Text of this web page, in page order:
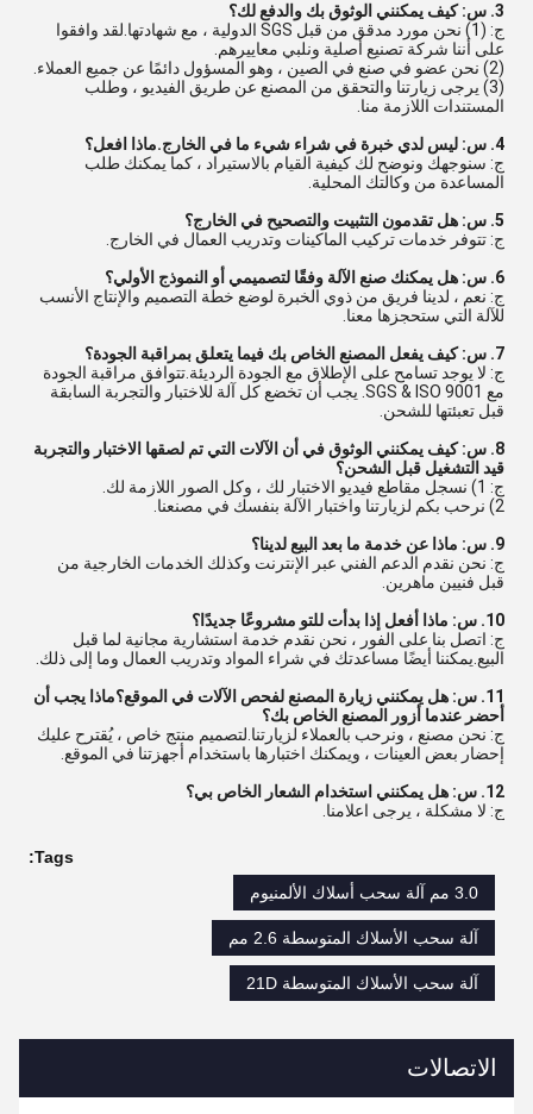
3. س: كيف يمكنني الوثوق بك والدفع لك؟
ج: (1) نحن مورد مدقق من قبل SGS الدولية ، مع شهادتها.لقد وافقوا
على أننا شركة تصنيع أصلية ونلبي معاييرهم.
(2) نحن عضو في صنع في الصين ، وهو المسؤول دائمًا عن جميع العملاء.
(3) يرجى زيارتنا والتحقق من المصنع عن طريق الفيديو ، وطلب
المستندات اللازمة منا.
4. س: ليس لدي خبرة في شراء شيء ما في الخارج.ماذا افعل؟
ج: سنوجهك ونوضح لك كيفية القيام بالاستيراد ، كما يمكنك طلب
المساعدة من وكالتك المحلية.
5. س: هل تقدمون التثبيت والتصحيح في الخارج؟
ج: تتوفر خدمات تركيب الماكينات وتدريب العمال في الخارج.
6. س: هل يمكنك صنع الآلة وفقًا لتصميمي أو النموذج الأولي؟
ج: نعم ، لدينا فريق من ذوي الخبرة لوضع خطة التصميم والإنتاج الأنسب
للآلة التي ستحجزها معنا.
7. س: كيف يفعل المصنع الخاص بك فيما يتعلق بمراقبة الجودة؟
ج: لا يوجد تسامح على الإطلاق مع الجودة الرديئة.تتوافق مراقبة الجودة
مع SGS & ISO 9001. يجب أن تخضع كل آلة للاختبار والتجربة السابقة
قبل تعبئتها للشحن.
8. س: كيف يمكنني الوثوق في أن الآلات التي تم لصقها الاختبار والتجربة
قيد التشغيل قبل الشحن؟
ج: 1) نسجل مقاطع فيديو الاختبار لك ، وكل الصور اللازمة لك.
2) نرحب بكم لزيارتنا واختبار الآلة بنفسك في مصنعنا.
9. س: ماذا عن خدمة ما بعد البيع لدينا؟
ج: نحن نقدم الدعم الفني عبر الإنترنت وكذلك الخدمات الخارجية من
قبل فنيين ماهرين.
10. س: ماذا أفعل إذا بدأت للتو مشروعًا جديدًا؟
ج: اتصل بنا على الفور ، نحن نقدم خدمة استشارية مجانية لما قبل
البيع.يمكننا أيضًا مساعدتك في شراء المواد وتدريب العمال وما إلى ذلك.
11. س: هل يمكنني زيارة المصنع لفحص الآلات في الموقع؟ماذا يجب أن
أحضر عندما أزور المصنع الخاص بك؟
ج: نحن مصنع ، ونرحب بالعملاء لزيارتنا.لتصميم منتج خاص ، يُقترح عليك
إحضار بعض العينات ، ويمكنك اختبارها باستخدام أجهزتنا في الموقع.
12. س: هل يمكنني استخدام الشعار الخاص بي؟
ج: لا مشكلة ، يرجى اعلامنا.
Tags:
3.0 مم آلة سحب أسلاك الألمنيوم
آلة سحب الأسلاك المتوسطة 2.6 مم
آلة سحب الأسلاك المتوسطة 21D
الاتصالات